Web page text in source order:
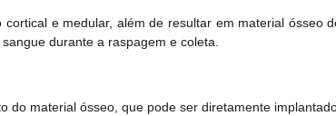
e medular, além de resultar em material ósseo
durante a raspagem e coleta.
do material ósseo, que pode ser diretamente